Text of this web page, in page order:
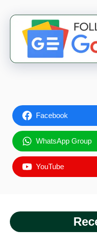
Facebook
WhatsApp Group
YouTube